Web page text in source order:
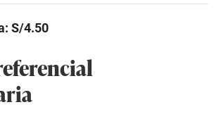
S/4.50